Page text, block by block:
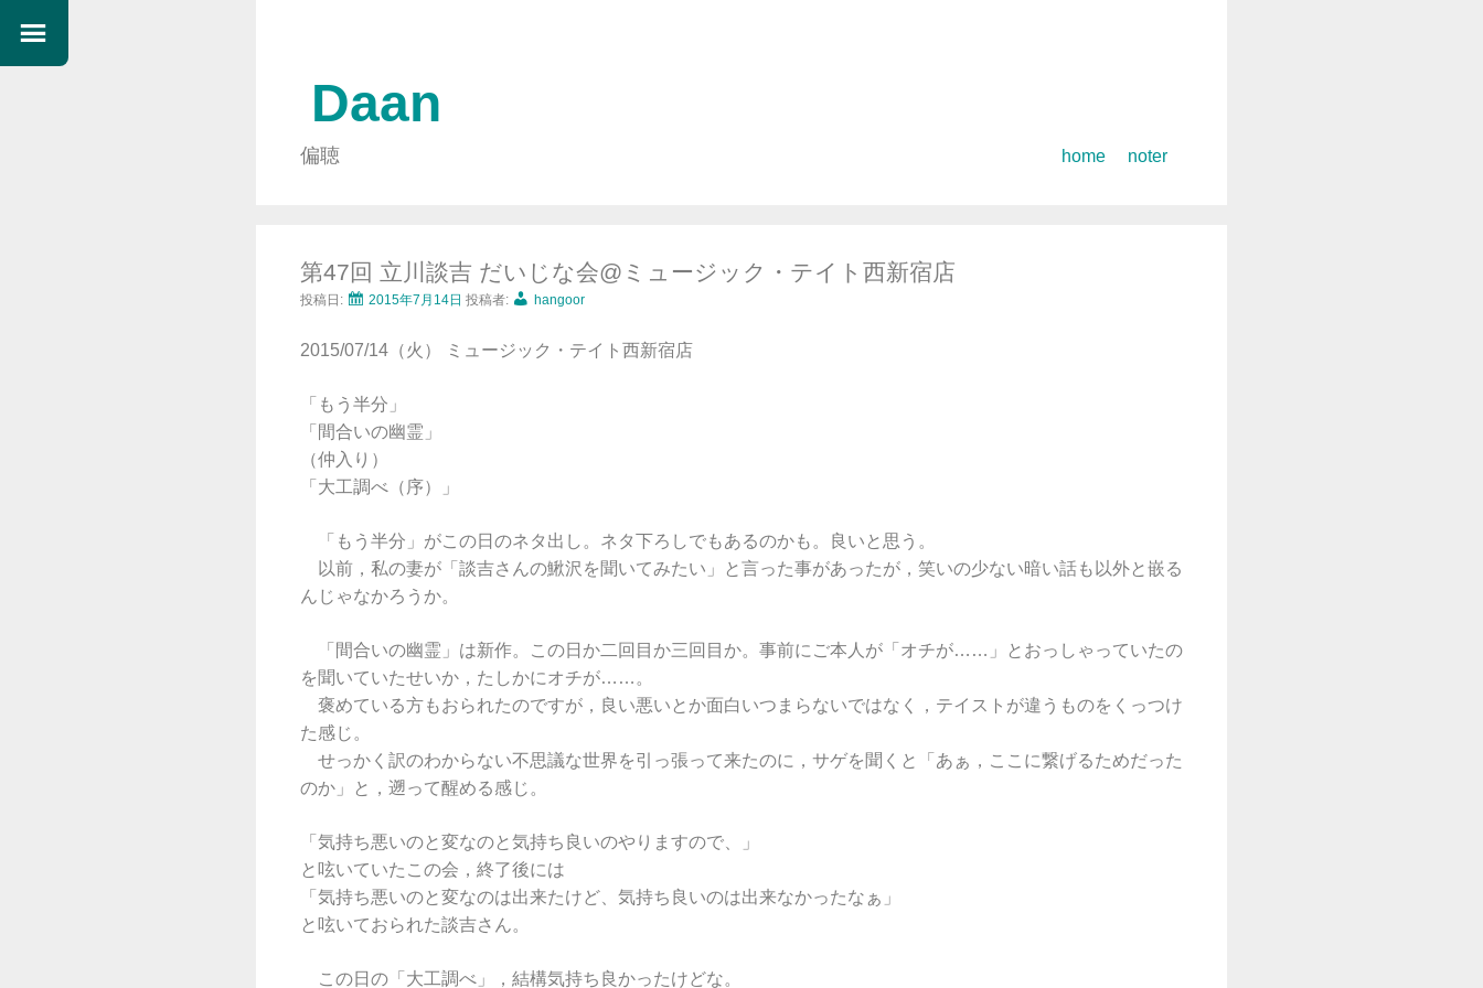
Daan
偏聴
コ
home noter
第47回 立川談吉 だいじな会@ミュージック・テイト西新宿店
投稿日: 2015年7月14日 投稿者: hangoor
2015/07/14（火） ミュージック・テイト西新宿店
「もう半分」
「間合いの幽霊」
（仲入り）
「大工調べ（序）」
「もう半分」がこの日のネタ出し。ネタ下ろしでもあるのかも。良いと思う。
以前，私の妻が「談吉さんの鰍沢を聞いてみたい」と言った事があったが，笑いの少ない暗い話も以外と嵌る
んじゃなかろうか。
「間合いの幽霊」は新作。この日か二回目か三回目か。事前にご本人が「オチが……」とおっしゃっていたの
を聞いていたせいか，たしかにオチが……。
褒めている方もおられたのですが，良い悪いとか面白いつまらないではなく，テイストが違うものをくっつけ
た感じ。
せっかく訳のわからない不思議な世界を引っ張って来たのに，サゲを聞くと「あぁ，ここに繋げるためだった
のか」と，遡って醒める感じ。
「気持ち悪いのと変なのと気持ち良いのやりますので、」
と呟いていたこの会，終了後には
「気持ち悪いのと変なのは出来たけど、気持ち良いのは出来なかったなぁ」
と呟いておられた談吉さん。
この日の「大工調べ」，結構気持ち良かったけどな。